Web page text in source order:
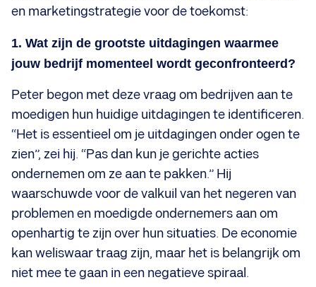
en marketingstrategie voor de toekomst:
1. Wat zijn de grootste uitdagingen waarmee
jouw bedrijf momenteel wordt geconfronteerd?
Peter begon met deze vraag om bedrijven aan te
moedigen hun huidige uitdagingen te identificeren.
“Het is essentieel om je uitdagingen onder ogen te
zien”, zei hij. “Pas dan kun je gerichte acties
ondernemen om ze aan te pakken.” Hij
waarschuwde voor de valkuil van het negeren van
problemen en moedigde ondernemers aan om
openhartig te zijn over hun situaties. De economie
kan weliswaar traag zijn, maar het is belangrijk om
niet mee te gaan in een negatieve spiraal.